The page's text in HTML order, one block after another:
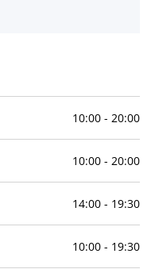
10:00- 20:00
10:00- 20:00
14:00- 19:30
10:00- 19:30